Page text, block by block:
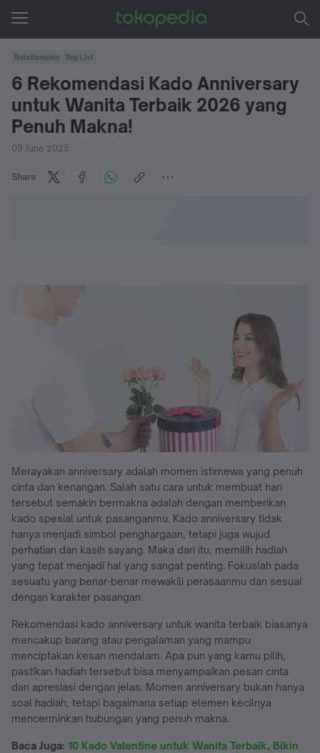
Relationship Top List
6 Rekomendasi Kado Anniversary
untuk Wanita Terbaik 2026 yang
Penuh Makna!
09 June 2025
Share
Merayakan anniversary adalah momen istimewa yang penuh
cinta dan kenangan. Salah satu cara untuk membuat hari
tersebut semakin bermakna adalah dengan memberikan
kado spesial untuk pasanganmu. Kado anniversary tidak
hanya menjadi simbol penghargaan, tetapi juga wujud
perhatian dan kasih sayang. Maka dari itu, memilih hadiah
yang tepat menjadi hal yang sangat penting. Fokuslah pada
sesuatu yang benar-benar mewakili perasaanmu dan sesuai
dengan karakter pasangan.
Rekomendasi kado anniversary untuk wanita terbaik biasanya
mencakup barang atau pengalaman yang mampu
menciptakan kesan mendalam. Apa pun yang kamu pilih,
pastikan hadiah tersebut bisa menyampaikan pesan cinta
dan apresiasi dengan jelas. Momen anniversary bukan hanya
soal hadiah, tetapi bagaimana setiap elemen kecilnya
mencerminkan hubungan yang penuh makna.
Baca Juga: 10 Kado Valentine untuk Wanita Terbaik, Bikin